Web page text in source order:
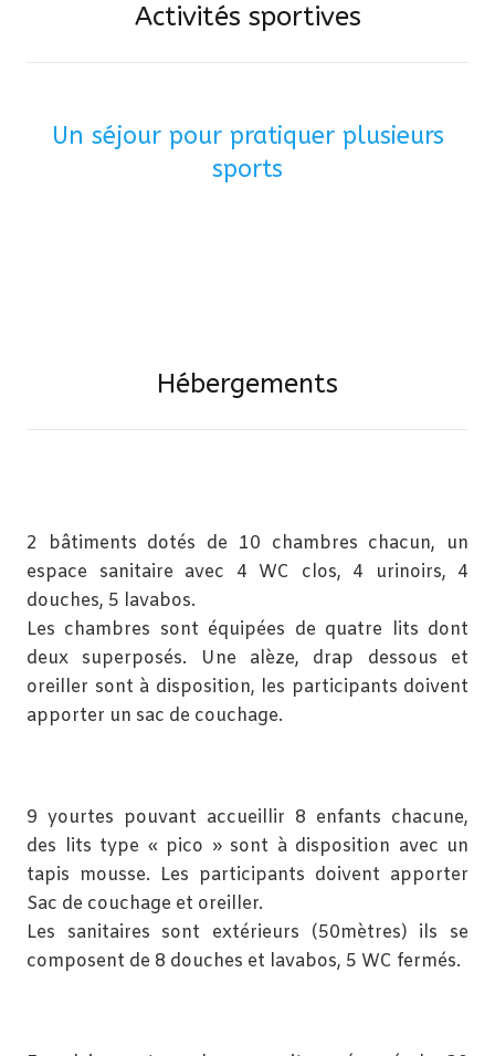
Activités sportives
Un séjour pour pratiquer plusieurs
sports
Hébergements
2 bâtiments dotés de 10 chambres chacun, un
espace sanitaire avec 4 WC clos, 4 urinoirs, 4
douches, 5 lavabos.
Les chambres sont équipées de quatre lits dont
deux superposés. Une alèze, drap dessous et
oreiller sont à disposition, les participants doivent
apporter un sac de couchage.
9 yourtes pouvant accueillir 8 enfants chacune,
des lits type « pico » sont à disposition avec un
tapis mousse. Les participants doivent apporter
Sac de couchage et oreiller.
Les sanitaires sont extérieurs (50mètres) ils se
composent de 8 douches et lavabos, 5 WC fermés.